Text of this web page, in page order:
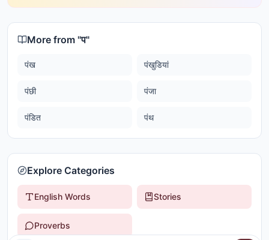
More from "प"
पंख पंखुडियां
पंछी पंजा
पंडित पंथ
Explore Categories
English Words Stories
Proverbs